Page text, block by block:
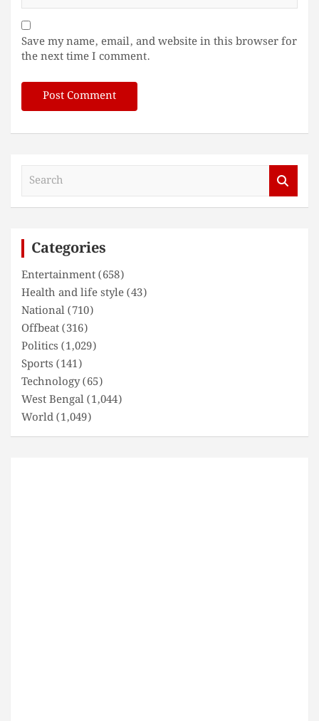
Save my name, email, and website in this browser for
the next time I comment.
Categories
Entertainment(658)
Health and life style(43)
National(710)
Offbeat(316)
Politics (1,029)
Sports (141)
Technology(65)
West Bengal(1,044)
World(1,049)